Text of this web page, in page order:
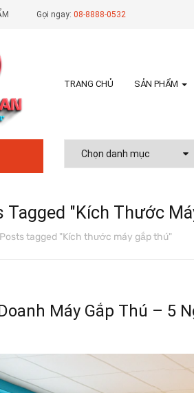
Gọi ngay: 08-8888-0532
TRANG CHỦ SẢN PHẨM
Tagged "Kích Thước
Posts tagged "Kích thước máy gắp thú"
Máy Gắp Thú – 5